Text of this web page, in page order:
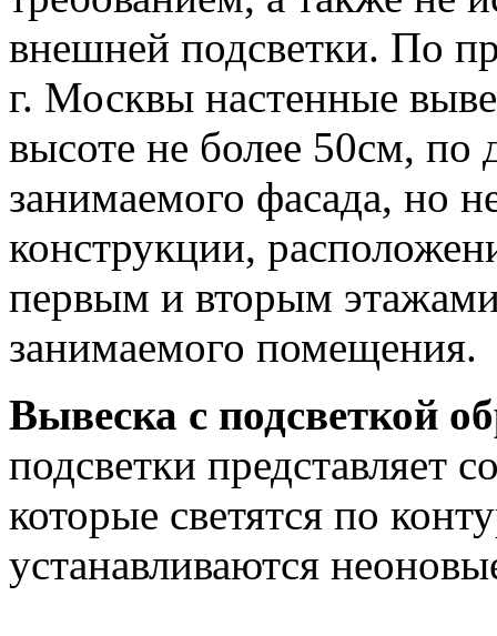
внешней подсветки. По
г. Москвы настенные
высоте не более 50см, по
занимаемого фасада, но
конструкции,
первым и вторым этажами
занимаемого помещения.
Вывеска с подсветкой
подсветки представляет
которые светятся по
устанавливаются